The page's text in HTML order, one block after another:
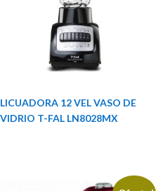
LICUADORA 12 VEL VASO DE
VIDRIO T-FAL LN8028MX